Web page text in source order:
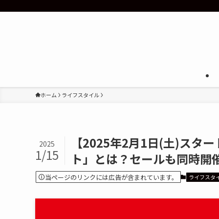
ホーム ライフスタイル
【2025年2月1日(土)スタ
ト」とは？セールも同時開
2025
1/15
当ページのリンクには広告が含まれています。 ライフスタ